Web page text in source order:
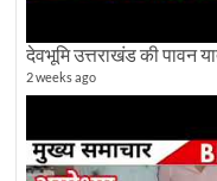
2 weeks ago